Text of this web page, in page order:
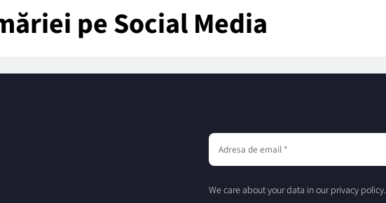
pe Social Media
We care about your data in our privacy policy.